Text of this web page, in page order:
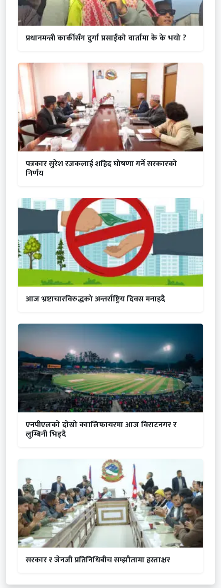
प्रधानमन्त्री कार्कीसँग दुर्गा प्रसाईंको वार्तामा के के भयो ?
पत्रकार सुरेश रजकलाई शहिद घोषणा गर्ने सरकारको
निर्णय
आज भ्रष्टाचारविरुद्धको अन्तर्राष्ट्रिय दिवस मनाइदै
एनपीएलको दोस्रो क्वालिफायरमा आज विराटनगर र
लुम्बिनी भिड्दै
सरकार र जेनजी प्रतिनिधिबीच सम्झौतामा हस्ताक्षर